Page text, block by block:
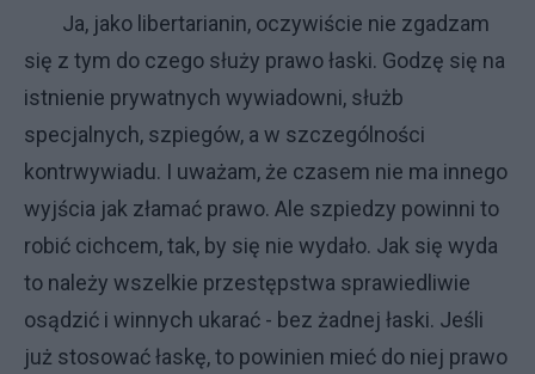
Ja, jako libertarianin, oczywiście nie zgadzam
się z tym do czego służy prawo łaski. Godzę się na
istnienie prywatnych wywiadowni, służb
specjalnych, szpiegów, a w szczególności
kontrwywiadu. I uważam, że czasem nie ma innego
wyjścia jak złamać prawo. Ale szpiedzy powinni to
robić cichcem, tak, by się nie wydało. Jak się wyda
to należy wszelkie przestępstwa sprawiedliwie
osądzić i winnych ukarać - bez żadnej łaski. Jeśli
już stosować łaskę, to powinien mieć do niej prawo